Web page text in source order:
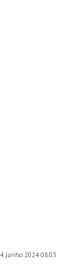
junho 2024 08:03